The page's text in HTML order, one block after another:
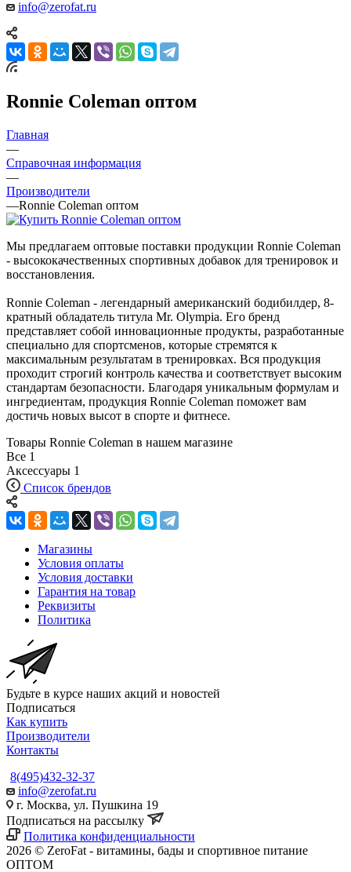
info@zerofat.ru
Ronnie Coleman оптом
Главная
—
Справочная информация
—
Производители
—Ronnie Coleman оптом
Мы предлагаем оптовые поставки продукции Ronnie Coleman
- высококачественных спортивных добавок для тренировок и
восстановления.
Ronnie Coleman - легендарный американский бодибилдер, 8-
кратный обладатель титула Mr. Olympia. Его бренд
представляет собой инновационные продукты, разработанные
специально для спортсменов, которые стремятся к
максимальным результатам в тренировках. Вся продукция
проходит строгий контроль качества и соответствует высоким
стандартам безопасности. Благодаря уникальным формулам и
ингредиентам, продукция Ronnie Coleman поможет вам
достичь новых высот в спорте и фитнесе.
Товары Ronnie Coleman в нашем магазине
Все 1
Аксессуары 1
Список брендов
Магазины
Условия оплаты
Условия доставки
Гарантия на товар
Реквизиты
Политика
Будьте в курсе наших акций и новостей
Подписаться
Как купить
Производители
Контакты
8(495)432-32-37
info@zerofat.ru
г. Москва, ул. Пушкина 19
Подписаться на рассылку
Политика конфиденциальности
2026 © ZeroFat - витамины, бады и спортивное питание
ОПТОМ